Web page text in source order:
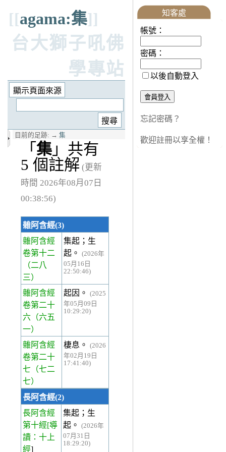
[[agama:集]]
台大獅子吼佛
學專站
目前的足跡: → 集
「 集 」共有
5 個註解 (更新
時間 2026年08月07日
00:38:56)
雜阿含經(3)
雜阿含經
卷第十二
（二八
三）
集起；生
起。
(2026年
05月16日
22:50:46)
雜阿含經
卷第二十
六 （六五
一）
起因。
(2025
年05月09日
10:29:20)
雜阿含經
卷第二十
七 （七二
七）
棲息。
(2026
年02月19日
17:41:40)
長阿含經(2)
長阿含經
第十經[導
讀：十上
經]
集起；生
起。
(2026年
07月31日
18:29:20)
知客處
帳號：
密碼：
以後自動登入
忘記密碼？
歡迎註冊以享全權！